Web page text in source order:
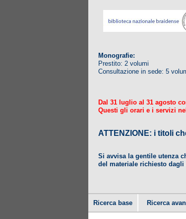
Monografie:
Prestito: 2 volumi
Consultazione in sede: 5
Dal 31 luglio al 31 agosto
Questi gli orari e i servizi
ATTENZIONE: i titoli
Si avvisa la gentile utenza
del materiale richiesto dagli
Ricerca base Ricerca